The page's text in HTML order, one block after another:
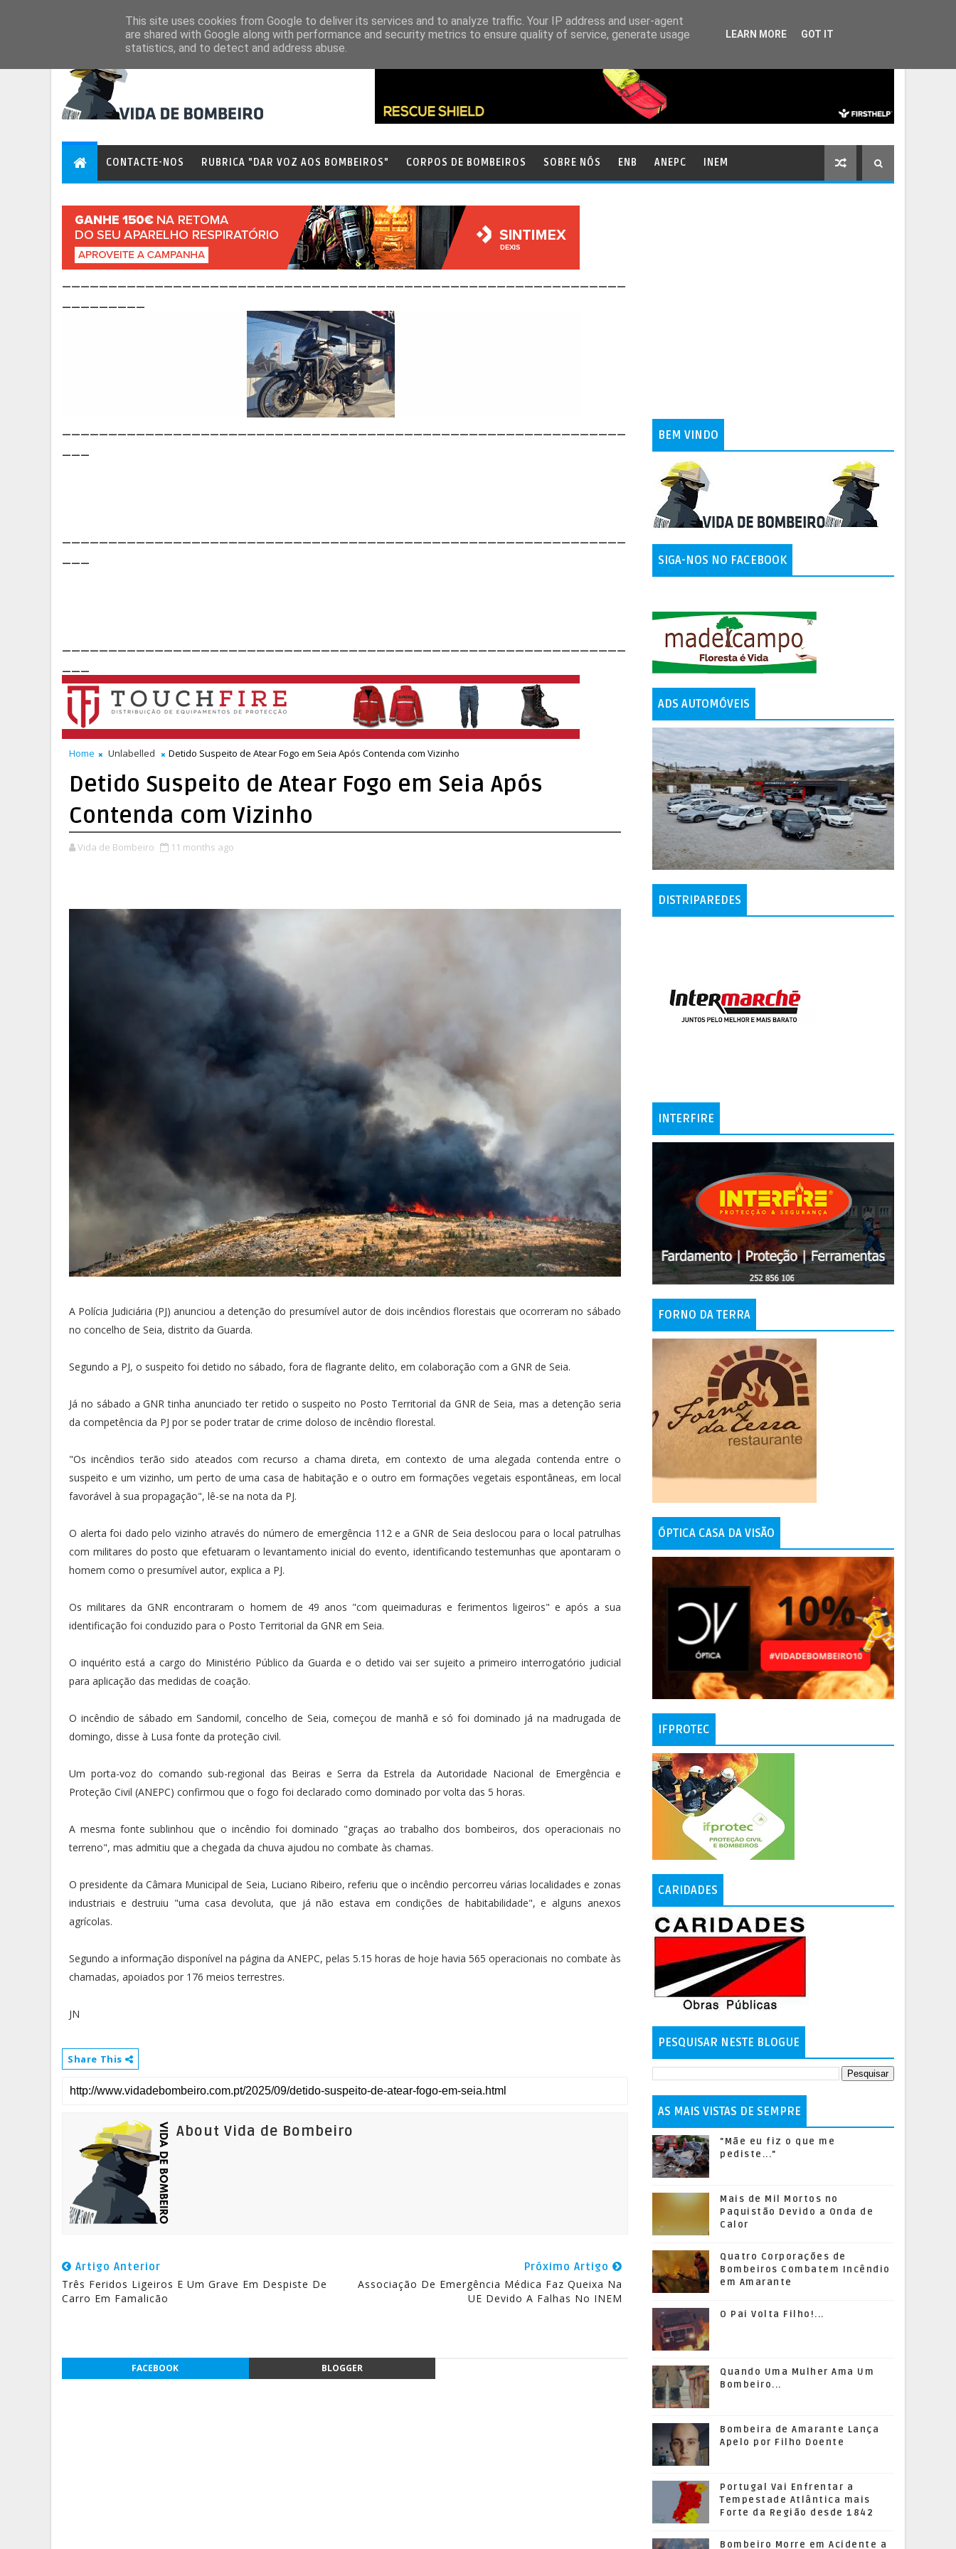
CONTACTE-NOS RUBRICA "DAR VOZ AOS BOMBEIROS" CORPOS DE BOMBEIROS SOBRE NÓS ENB ANEPC INEM
Home Unlabelled Detido Suspeito de Atear Fogo em Seia Após Contenda com Vizinho
Detido Suspeito de Atear Fogo em Seia Após
Contenda com Vizinho
Vida de Bombeiro 11 months ago
A Polícia Judiciária (PJ) anunciou a detenção do presumível autor de dois incêndios florestais que ocorreram no sábado
no concelho de Seia, distrito da Guarda.
Segundo a PJ, o suspeito foi detido no sábado, fora de flagrante delito, em colaboração com a GNR de Seia.
Já no sábado a GNR tinha anunciado ter retido o suspeito no Posto Territorial da GNR de Seia, mas a detenção seria
da competência da PJ por se poder tratar de crime doloso de incêndio florestal.
"Os incêndios terão sido ateados com recurso a chama direta, em contexto de uma alegada contenda entre o
suspeito e um vizinho, um perto de uma casa de habitação e o outro em formações vegetais espontâneas, em local
favorável à sua propagação", lê-se na nota da PJ.
O alerta foi dado pelo vizinho através do número de emergência 112 e a GNR de Seia deslocou para o local patrulhas
com militares do posto que efetuaram o levantamento inicial do evento, identificando testemunhas que apontaram o
homem como o presumível autor, explica a PJ.
Os militares da GNR encontraram o homem de 49 anos "com queimaduras e ferimentos ligeiros" e após a sua
identificação foi conduzido para o Posto Territorial da GNR em Seia.
O inquérito está a cargo do Ministério Público da Guarda e o detido vai ser sujeito a primeiro interrogatório judicial
para aplicação das medidas de coação.
O incêndio de sábado em Sandomil, concelho de Seia, começou de manhã e só foi dominado já na madrugada de
domingo, disse à Lusa fonte da proteção civil.
Um porta-voz do comando sub-regional das Beiras e Serra da Estrela da Autoridade Nacional de Emergência e
Proteção Civil (ANEPC) confirmou que o fogo foi declarado como dominado por volta das 5 horas.
A mesma fonte sublinhou que o incêndio foi dominado "graças ao trabalho dos bombeiros, dos operacionais no
terreno", mas admitiu que a chegada da chuva ajudou no combate às chamas.
O presidente da Câmara Municipal de Seia, Luciano Ribeiro, referiu que o incêndio percorreu várias localidades e zonas
industriais e destruiu "uma casa devoluta, que já não estava em condições de habitabilidade", e alguns anexos
agrícolas.
Segundo a informação disponível na página da ANEPC, pelas 5.15 horas de hoje havia 565 operacionais no combate às
chamadas, apoiados por 176 meios terrestres.
JN
Share This
About Vida de Bombeiro
Artigo Anterior
Três Feridos Ligeiros E Um Grave Em Despiste De
Carro Em Famalicão
Próximo Artigo
Associação De Emergência Médica Faz Queixa Na
UE Devido A Falhas No INEM
FACEBOOK BLOGGER
BEM VINDO
SIGA-NOS NO FACEBOOK
ADS AUTOMÓVEIS
DISTRIPAREDES
INTERFIRE
FORNO DA TERRA
ÓPTICA CASA DA VISÃO
IFPROTEC
CARIDADES
PESQUISAR NESTE BLOGUE
AS MAIS VISTAS DE SEMPRE
"Mãe eu fiz o que me
pediste..."
Mais de Mil Mortos no
Paquistão Devido a Onda de
Calor
Quatro Corporações de
Bombeiros Combatem Incêndio
em Amarante
O Pai Volta Filho!...
Quando Uma Mulher Ama Um
Bombeiro...
Bombeira de Amarante Lança
Apelo por Filho Doente
Portugal Vai Enfrentar a
Tempestade Atlântica mais
Forte da Região desde 1842
Bombeiro Morre em Acidente a
This site uses cookies from Google to deliver its services and to analyze traffic. Your IP address and user-agent
are shared with Google along with performance and security metrics to ensure quality of service, generate usage
statistics, and to detect and address abuse.
LEARN MORE GOT IT